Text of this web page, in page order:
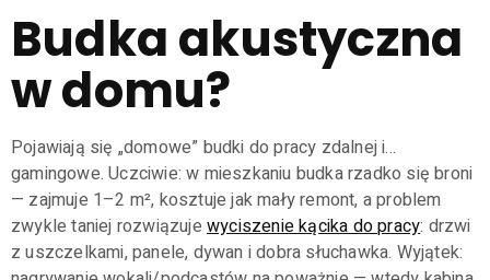
Budka akustyczna
w domu?
Pojawiają się „domowe” budki do pracy zdalnej i…
gamingowe. Uczciwie: w mieszkaniu budka rzadko się broni
— zajmuje 1–2 m², kosztuje jak mały remont, a problem
zwykle taniej rozwiązuje wyciszenie kącika do pracy: drzwi
z uszczelkami, panele, dywan i dobra słuchawka. Wyjątek: